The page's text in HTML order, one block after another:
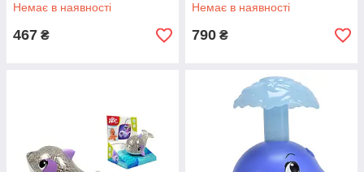
Немає в наявності
467 ₴
Немає в наявності
790 ₴